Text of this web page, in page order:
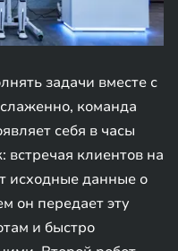
задачи вместе с
команда
себя в часы
встречая клиентов на
исходные данные о
он передает эту
и быстро